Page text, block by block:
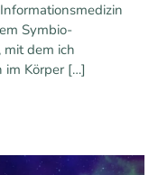
Symbio-
mit dem ich
im Körper […]